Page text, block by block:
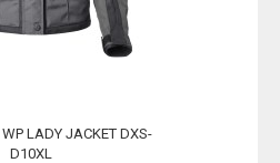
LADY JACKET DXS-
D10XL